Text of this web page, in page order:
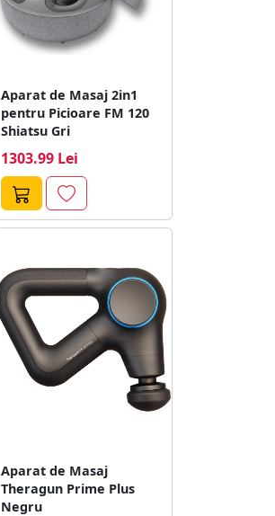
Aparat de Masaj 2in1
pentru Picioare FM 120
Shiatsu Gri
1303.99 Lei
Aparat de Masaj
Theragun Prime Plus
Negru